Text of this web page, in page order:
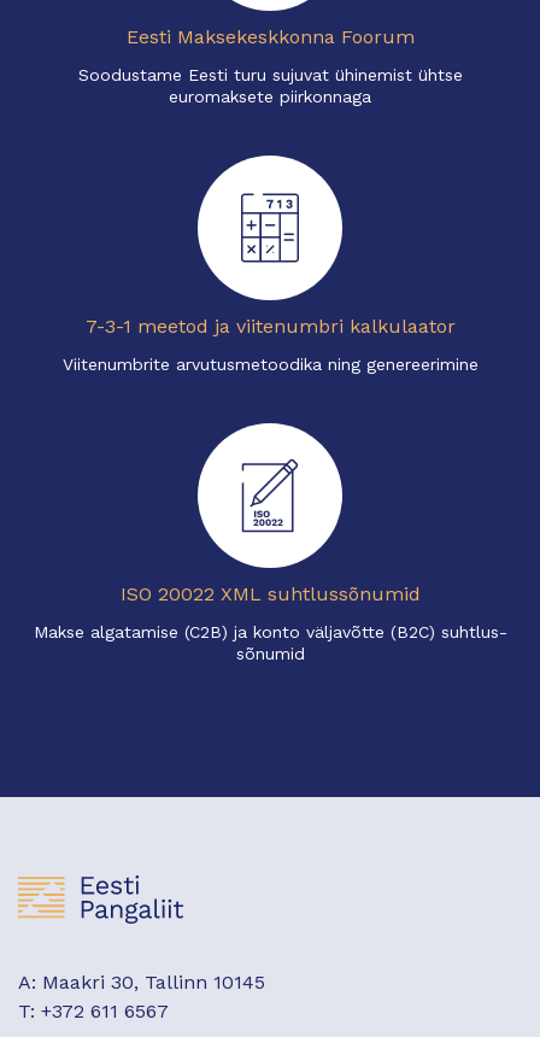
Eesti Maksekeskkonna Foorum
Soodustame Eesti turu sujuvat ühinemist ühtse
euromaksete piirkonnaga
7-3-1 meetod ja viitenumbri kalkulaator
Viitenumbrite arvutusmetoodika ning genereerimine
ISO 20022 XML suhtlussõnumid
Makse algatamise (C2B) ja konto väljavõtte (B2C) suhtlus-
sõnumid
A: Maakri 30, Tallinn 10145
T: +372 611 6567